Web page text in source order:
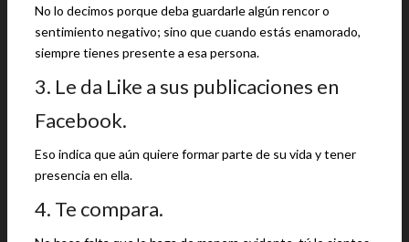
No lo decimos porque deba guardarle algún rencor o
sentimiento negativo; sino que cuando estás enamorado,
siempre tienes presente a esa persona.
3. Le da Like a sus publicaciones en
Facebook.
Eso indica que aún quiere formar parte de su vida y tener
presencia en ella.
4. Te compara.